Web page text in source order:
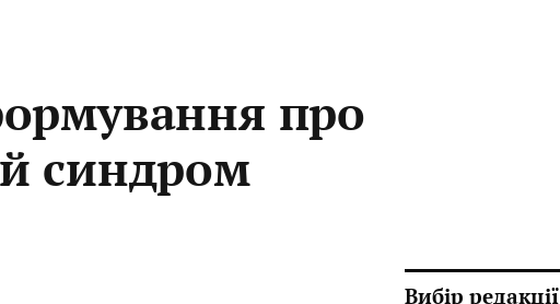
про
синдром
Вибір редакції